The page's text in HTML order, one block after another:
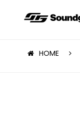
HOME